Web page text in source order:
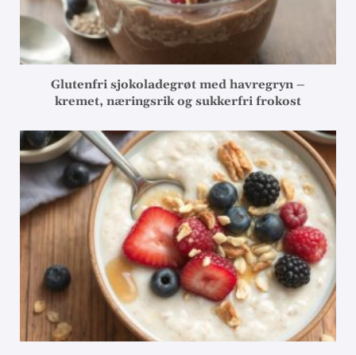
Glutenfri sjokoladegrøt med havregryn –
kremet, næringsrik og sukkerfri frokost